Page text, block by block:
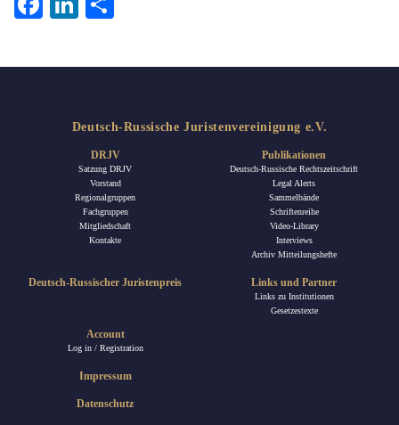
FacebookLinkedIn
Deutsch-Russische Juristenvereinigung e.V.
DRJV
Satzung DRJV
Vorstand
Regionalgruppen
Fachgruppen
Mitgliedschaft
Kontakte
Publikationen
Deutsch-Russische Rechtszeitschrift
Legal Alerts
Sammelbände
Schriftenreihe
Video-Library
Interviews
Archiv Mitteilungshefte
Deutsch-Russischer Juristenpreis
Account
Log in / Registration
Links und Partner
Links zu Institutionen
Gesetzestexte
Impressum
Datenschutz